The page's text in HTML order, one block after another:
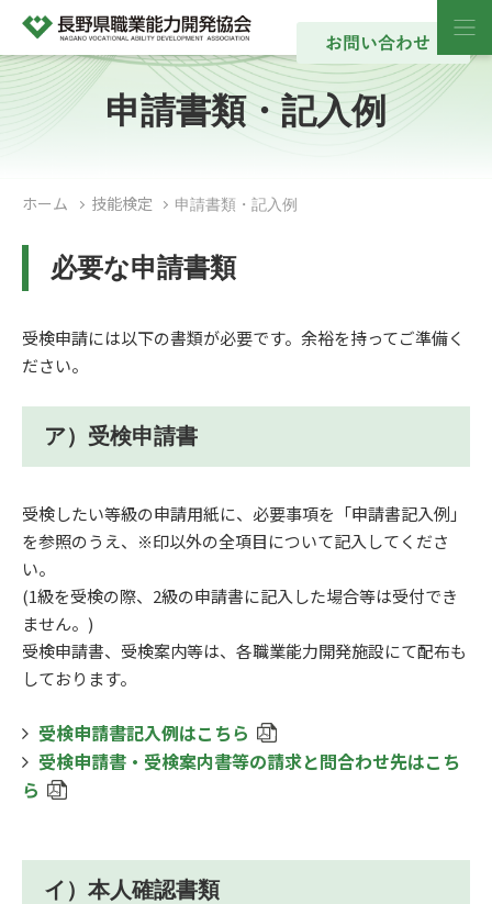
申請書類・記入例
ホーム 技能検定 申請書類・記入例
必要な申請書類
受検申請には以下の書類が必要です。余裕を持ってご準備く
ださい。
ア）受検申請書
受検したい等級の申請用紙に、必要事項を「申請書記入例」
を参照のうえ、※印以外の全項目について記入してくださ
い。
(1級を受検の際、2級の申請書に記入した場合等は受付でき
ません。)
受検申請書、受検案内等は、各職業能力開発施設にて配布も
しております。
受検申請書記入例はこちら
受検申請書・受検案内書等の請求と問合わせ先はこち
ら
イ）本人確認書類